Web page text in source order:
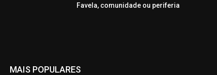
Favela, comunidade ou periferia
MAIS POPULARES